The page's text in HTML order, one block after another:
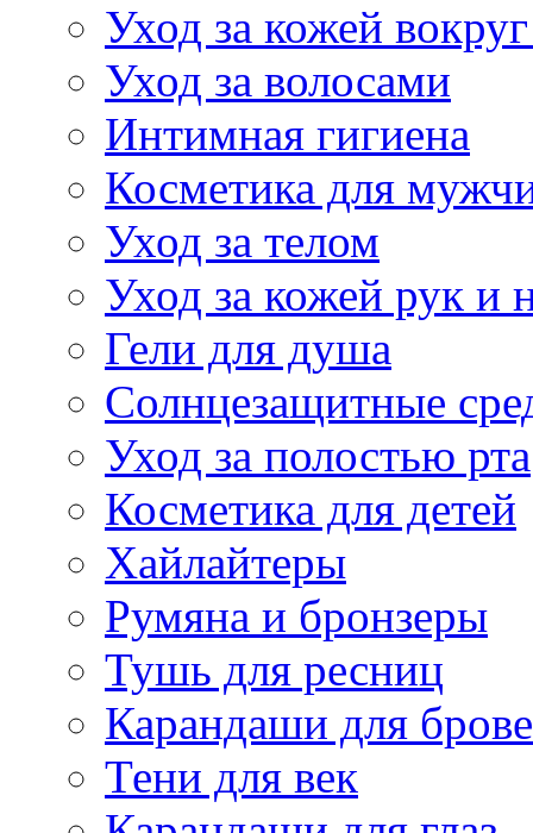
Уход за кожей вокруг
Уход за волосами
Интимная гигиена
Косметика для
Уход за телом
Уход за кожей рук и
Гели для душа
Солнцезащитные
Уход за полостью рта
Косметика для детей
Хайлайтеры
Румяна и бронзеры
Тушь для ресниц
Карандаши для
Тени для век